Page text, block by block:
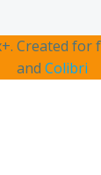
Created for
and Colibri